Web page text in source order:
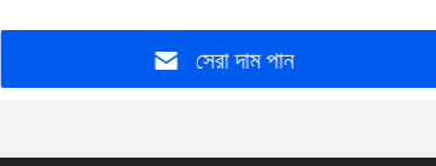
সেরা দাম পান